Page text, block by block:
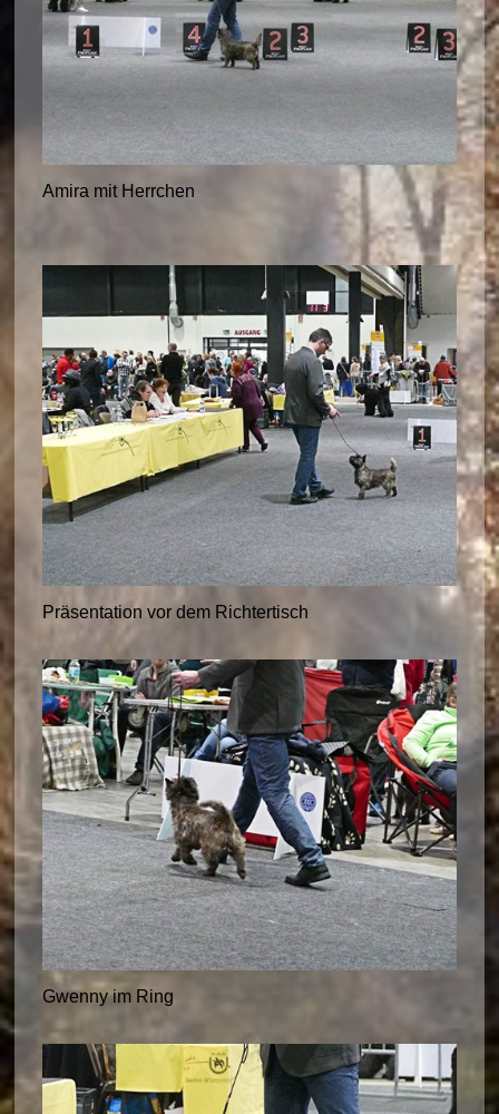
Amira mit Herrchen
Präsentation vor dem Richtertisch
Gwenny im Ring